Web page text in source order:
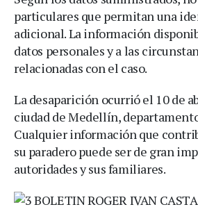
particulares que permitan una
adicional. La información
datos personales y a las
relacionadas con el caso.
La desaparición ocurrió el 10 de
ciudad de Medellín,
Cualquier información que
su paradero puede ser de gran
autoridades y sus familiares.